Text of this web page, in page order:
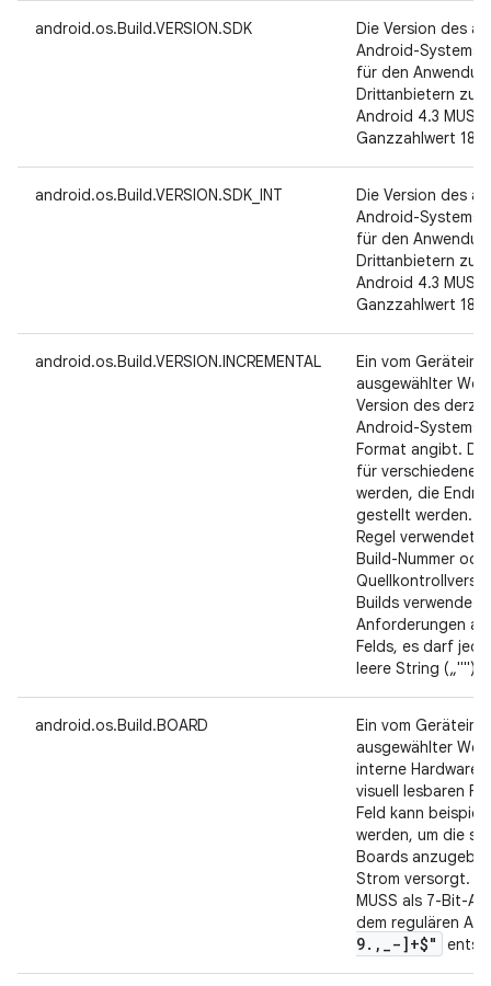
android.os.Build.VERSION.SDK
Die Version des
Android-Systems
für den
Drittanbietern
Android 4.3
Ganzzahlwert 18
android.os.Build.VERSION.SDK_INT
Die Version des
Android-Systems
für den
Drittanbietern
Android 4.3
Ganzzahlwert 18
android.os.Build.VERSION.INCREMENTAL
Ein vom
ausgewählter
Version des
Android-Systems
Format angibt.
für verschiedene
werden, die
gestellt werden.
Regel verwendet,
Build-Nummer
Builds verwendet
Anforderungen
Felds, es darf
leere String („"")
android.os.Build.BOARD
Ein vom
ausgewählter
interne Hardware
visuell lesbaren
Feld kann
werden, um die
Boards
Strom versorgt.
MUSS als 7-Bit-
dem regulären
9. , _-]+$"